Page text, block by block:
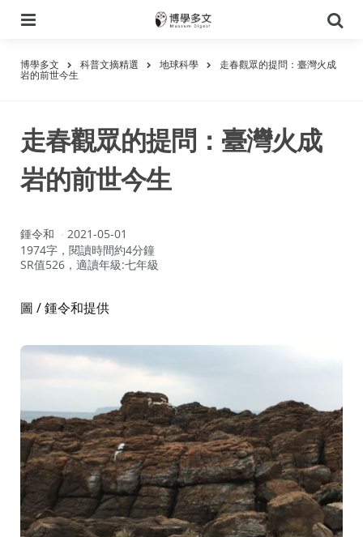
尋
博學多文 科普文摘精選 地球科學 走春觀眾的提問：臺灣火成
岩的前世今生
走春觀眾的提問：臺灣火成
岩的前世今生
作
者：
鍾令和
2021-05-01
1974字，閱讀時間約4分鐘
SR值526，適讀年級:七年級
圖 / 鍾令和提供